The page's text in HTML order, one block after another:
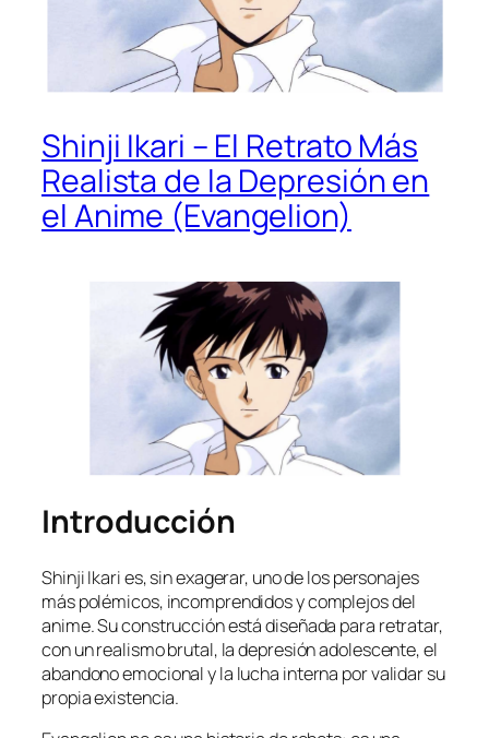
Shinji Ikari – El Retrato Más
Realista de la Depresión en
el Anime (Evangelion)
Introducción
Shinji Ikari es, sin exagerar, uno de los personajes
más polémicos, incomprendidos y complejos del
anime. Su construcción está diseñada para retratar,
con un realismo brutal, la depresión adolescente, el
abandono emocional y la lucha interna por validar su
propia existencia.